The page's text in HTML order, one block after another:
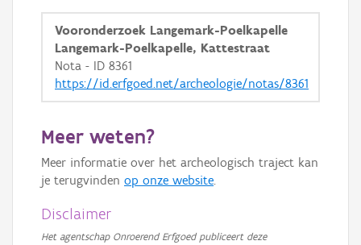
Vooronderzoek Langemark-Poelkapelle
Langemark-Poelkapelle, Kattestraat
Nota - ID 8361
https://id.erfgoed.net/archeologie/notas/8361
Meer weten?
Meer informatie over het archeologisch traject kan
je terugvinden op onze website.
Disclaimer
Het agentschap Onroerend Erfgoed publiceert deze